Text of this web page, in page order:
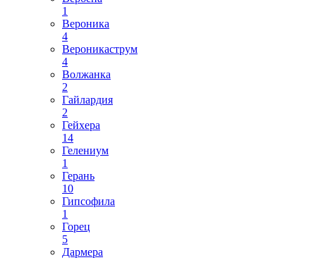
1
Вероника
4
Вероникаструм
4
Волжанка
2
Гайлардия
2
Гейхера
14
Гелениум
1
Герань
10
Гипсофила
1
Горец
5
Дармера